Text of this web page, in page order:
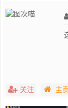
关注 主